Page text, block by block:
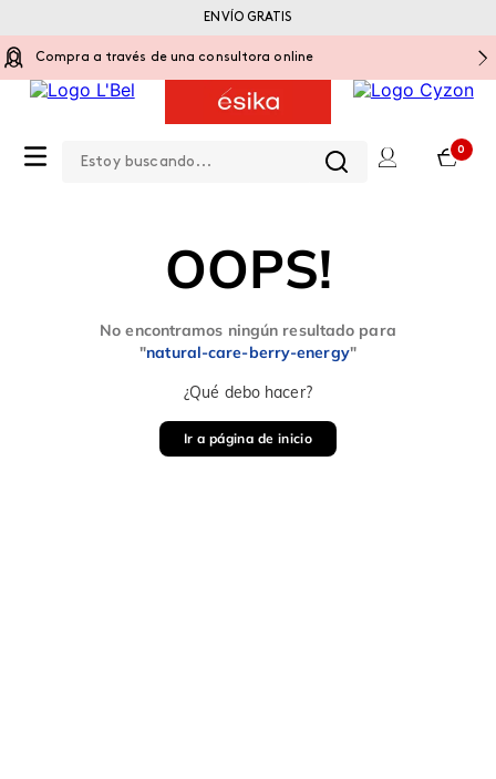
Compra a través de una consultora online
0
ENVÍO GRATIS
OOPS!
No encontramos ningún resultado para
"natural-care-berry-energy"
¿Qué debo hacer?
Ir a página de inicio